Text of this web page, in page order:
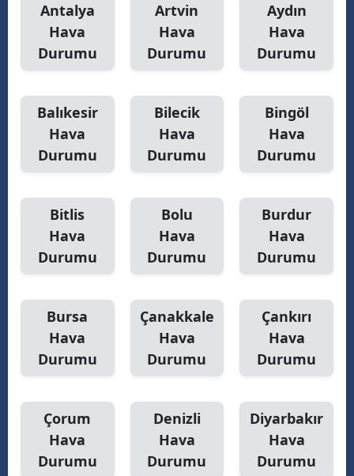
Antalya
Hava
Durumu
Artvin
Hava
Durumu
Aydın
Hava
Durumu
Balıkesir
Hava
Durumu
Bilecik
Hava
Durumu
Bingöl
Hava
Durumu
Bitlis
Hava
Durumu
Bolu
Hava
Durumu
Burdur
Hava
Durumu
Bursa
Hava
Durumu
Çanakkale
Hava
Durumu
Çankırı
Hava
Durumu
Çorum
Hava
Durumu
Denizli
Hava
Durumu
Diyarbakır
Hava
Durumu